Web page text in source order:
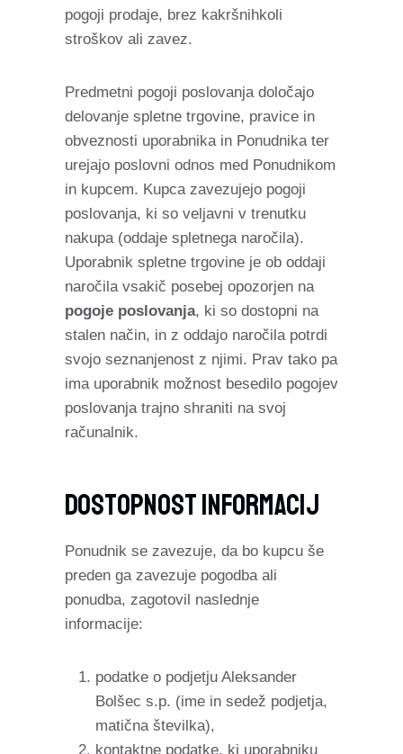
pogoji prodaje, brez kakršnihkoli
stroškov ali zavez.
Predmetni pogoji poslovanja določajo
delovanje spletne trgovine, pravice in
obveznosti uporabnika in Ponudnika ter
urejajo poslovni odnos med Ponudnikom
in kupcem. Kupca zavezujejo pogoji
poslovanja, ki so veljavni v trenutku
nakupa (oddaje spletnega naročila).
Uporabnik spletne trgovine je ob oddaji
naročila vsakič posebej opozorjen na
pogoje poslovanja, ki so dostopni na
stalen način, in z oddajo naročila potrdi
svojo seznanjenost z njimi. Prav tako pa
ima uporabnik možnost besedilo pogojev
poslovanja trajno shraniti na svoj
računalnik.
Dostopnost Informacij
Ponudnik se zavezuje, da bo kupcu še
preden ga zavezuje pogodba ali
ponudba, zagotovil naslednje
informacije:
podatke o podjetju Aleksander
Bolšec s.p. (ime in sedež podjetja,
matična številka),
kontaktne podatke, ki uporabniku